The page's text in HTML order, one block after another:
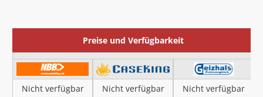
Preise und Verfügbarkeit
Nicht verfügbar Nicht verfügbar Nicht verfügbar